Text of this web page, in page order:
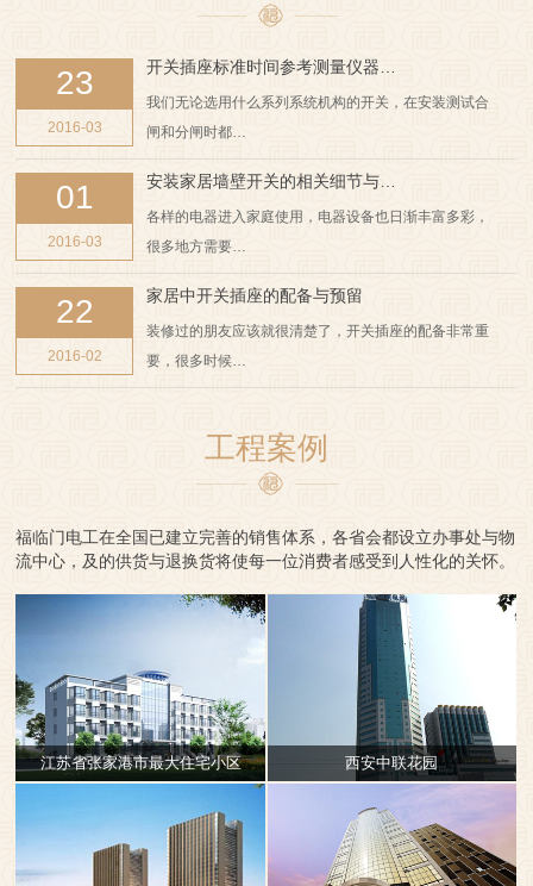
23
2016-03
开关插座标准时间参考测量仪器…
我们无论选用什么系列系统机构的开关，在安装测试合
闸和分闸时都…
01
2016-03
安装家居墙壁开关的相关细节与…
各样的电器进入家庭使用，电器设备也日渐丰富多彩，
很多地方需要…
22
2016-02
家居中开关插座的配备与预留
装修过的朋友应该就很清楚了，开关插座的配备非常重
要，很多时候…
工程案例
福临门电工在全国已建立完善的销售体系，各省会都设立办事处与物
流中心，及的供货与退换货将使每一位消费者感受到人性化的关怀。
江苏省张家港市最大住宅小区 西安中联花园